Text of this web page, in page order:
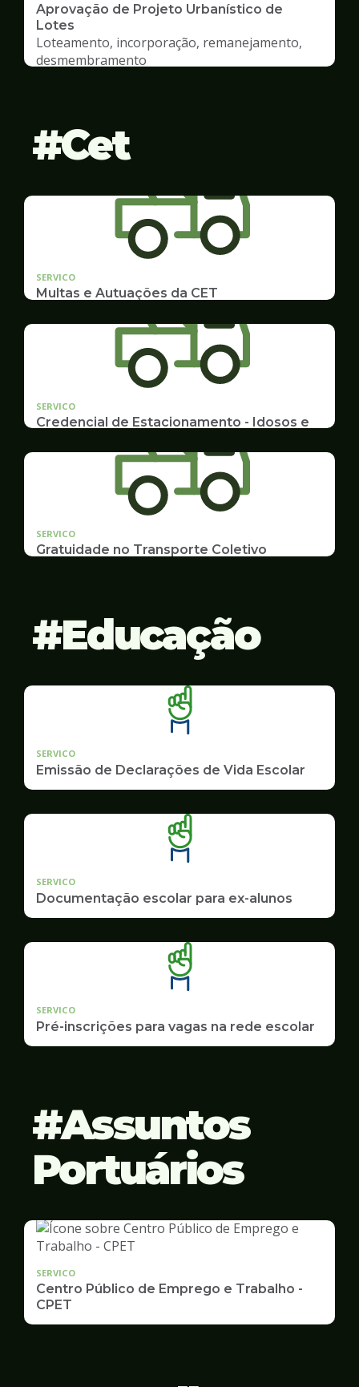
Aprovação de Projeto Urbanístico de
Lotes
Loteamento, incorporação, remanejamento,
desmembramento
Cet
SERVICO
Multas e Autuações da CET
da CET desta semana
SERVICO
Credencial de Estacionamento - Idosos e
Cadastramento e Renovação
SERVICO
Gratuidade no Transporte Coletivo
Educação
SERVICO
Emissão de Declarações de Vida Escolar
SERVICO
Documentação escolar para ex-alunos
SERVICO
Pré-inscrições para vagas na rede escolar
Assuntos
Portuários
SERVICO
Centro Público de Emprego e Trabalho -
CPET